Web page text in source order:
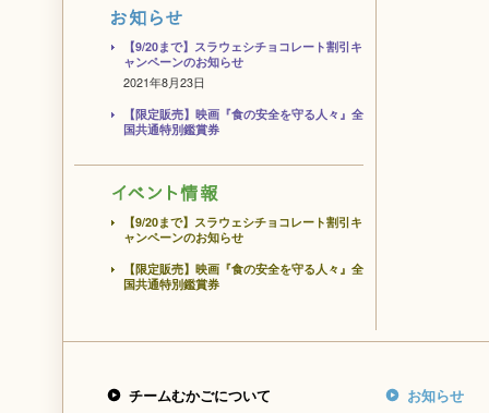
【9/20まで】スラウェシチョコレート割引キ
ャンペーンのお知らせ
2021年8月23日
【限定販売】映画『食の安全を守る人々』全
国共通特別鑑賞券
【9/20まで】スラウェシチョコレート割引キ
ャンペーンのお知らせ
【限定販売】映画『食の安全を守る人々』全
国共通特別鑑賞券
チームむかごについて お知らせ